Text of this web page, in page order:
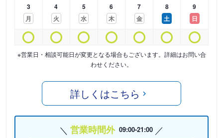
3
月
4
火
5
水
6
木
7
金
8
土
9
日
※営業日・相談可能日が変更となる場合もございます。詳細はお問い合
わせください。
詳しくはこちら
営業時間外 09:00-21:00